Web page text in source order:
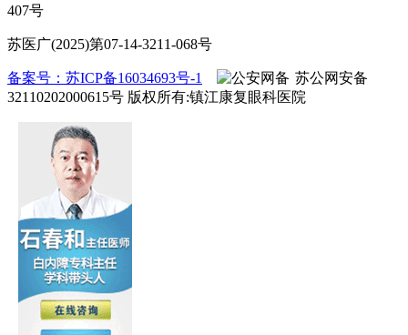
407号
苏医广(2025)第07-14-3211-068号
备案号：苏ICP备16034693号-1
苏公网安备
32110202000615号 版权所有:镇江康复眼科医院